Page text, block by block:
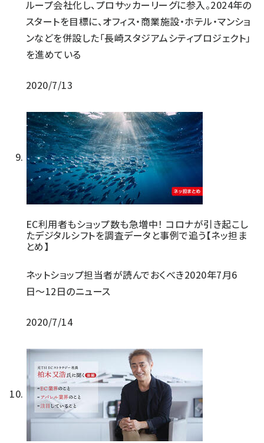
ループ会社化し、プロサッカーリーグに参入。2024年の
スタートを目標に、オフィス・商業施設・ホテル・マンショ
ンなどを併設した「長崎スタジアムシティプロジェクト」
を進めている
2020/7/13
EC利用者もショップ数も急増中！ コロナが引き起こし
たデジタルシフトを調査データと事例で追う【ネッ担ま
とめ】
ネットショップ担当者が読んでおくべき2020年7月6
日〜12日のニュース
2020/7/14